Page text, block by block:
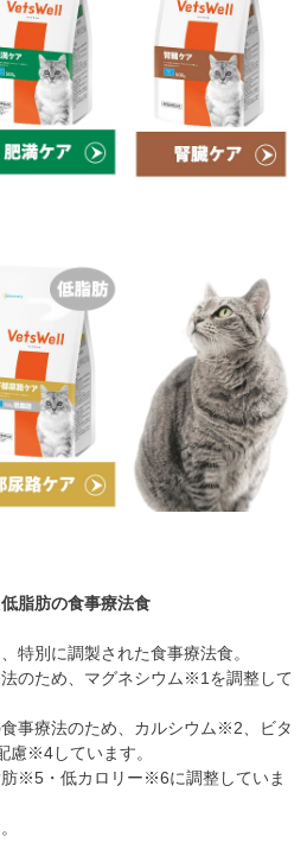
脂肪の食事療法食
特別に調製された食事療法食。
のため、マグネシウム※1を調整して
事療法のため、カルシウム※2、ビタ
慮※4しています。
肪※5・低カロリー※6に調整していま